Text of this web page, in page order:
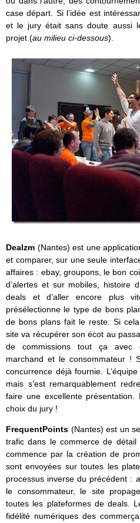
case départ. Si l’idée est
et le jury était sans doute aussi
projet (au milieu ci-dessous).
Dealzm (Nantes) est une
et comparer, sur une seule
affaires : ebay, groupons, le bon
d’alertes et sur mobiles, histoire
deals et d’aller encore plus
présélectionne le type de bons
de bons plans fait le reste. Si
site va récupérer son écot au
de commissions tout ça avec
marchand et le consommateur !
concurrence déjà fournie.
mais s’est remarquablement
faire une excellente
choix du jury !
FrequentPoints (Nantes) est un
trafic dans le commerce de
commence par la création de
sont envoyées sur toutes les
processus inverse du précédent :
le consommateur, le site
toutes les plateformes de deals.
fidélité numériques des